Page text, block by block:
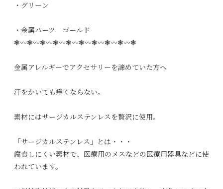
・グリーン
・金属パーツ ゴールド
❃〰︎❃〰︎❃〰︎❃〰︎❃〰︎❃〰︎❃〰︎❃〰︎❃〰︎❃
金属アレルギーでアクセサリーを諦めていた方へ
汗をかいても痒くならない。
素材にはサージカルステンレスを贅沢に使用。
「サージカルステンレス」とは・・・
腐食しにくい素材で、医療用のメスなどの医療用器具などに使
われています。